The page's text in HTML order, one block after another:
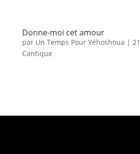
Donne-moi cet amour
par Un Temps Pour Yéhoshoua |
Cantique